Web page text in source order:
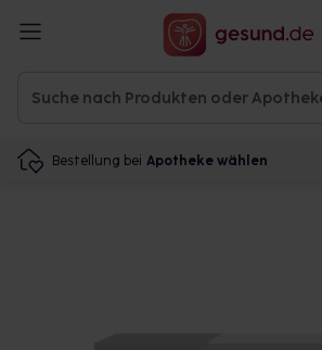
Bestellung bei Apotheke wählen